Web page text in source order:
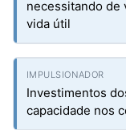
necessitando de
vida útil
Investimentos
capacidade nos